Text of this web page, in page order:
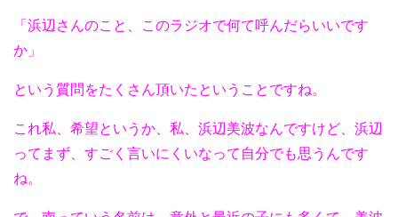
「浜辺さんのこと、このラジオで何て呼んだらいいです
か」
という質問をたくさん頂いたということですね。
これ私、希望というか、私、浜辺美波なんですけど、浜辺
ってまず、すごく言いにくいなって自分でも思うんです
ね。